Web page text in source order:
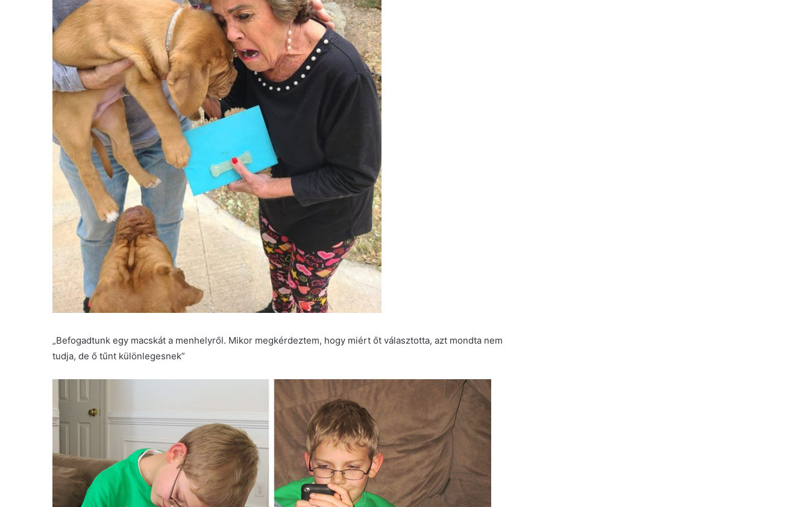
„Befogadtunk egy macskát a menhelyről. Mikor megkérdeztem, hogy miért őt választotta, azt mondta nem
tudja, de ő tűnt különlegesnek”